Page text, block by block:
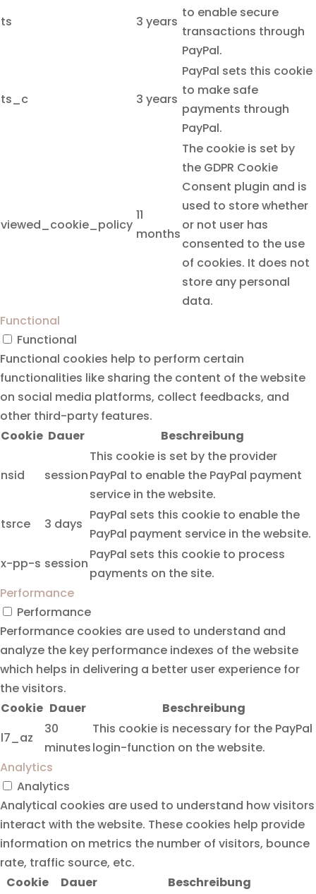
ts 3 years
to enable secure
transactions through
PayPal.
ts_c 3 years
PayPal sets this cookie
to make safe
payments through
PayPal.
viewed_cookie_policy
11
months
The cookie is set by
the GDPR Cookie
Consent plugin and is
used to store whether
or not user has
consented to the use
of cookies. It does not
store any personal
data.
Functional
Functional
Functional cookies help to perform certain
functionalities like sharing the content of the website
on social media platforms, collect feedbacks, and
other third-party features.
Cookie Dauer Beschreibung
nsid session
This cookie is set by the provider
PayPal to enable the PayPal payment
service in the website.
tsrce
3 days
PayPal sets this cookie to enable the
PayPal payment service in the website.
x-pp-s session
PayPal sets this cookie to process
payments on the site.
Performance
Performance
Performance cookies are used to understand and
analyze the key performance indexes of the website
which helps in delivering a better user experience for
the visitors.
Cookie Dauer
Beschreibung
l7_az
30
minutes
This cookie is necessary for the PayPal
login-function on the website.
Analytics
Analytics
Analytical cookies are used to understand how visitors
interact with the website. These cookies help provide
information on metrics the number of visitors, bounce
rate, traffic source, etc.
Cookie
Dauer Beschreibung